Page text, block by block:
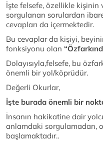
İşte felsefe, özellikle
sorgulanan sorulardan
cevapları da içermektedir.
Bu cevaplar da kişiyi,
fonksiyonu olan
Dolayısıyla,felsefe, bu
önemli bir yol/köprüdür.
Değerli Okurlar,
İşte burada önemli bir
İnsanın hakikatine dair
anlamdaki sorgulamadan,
başlamaktadır..